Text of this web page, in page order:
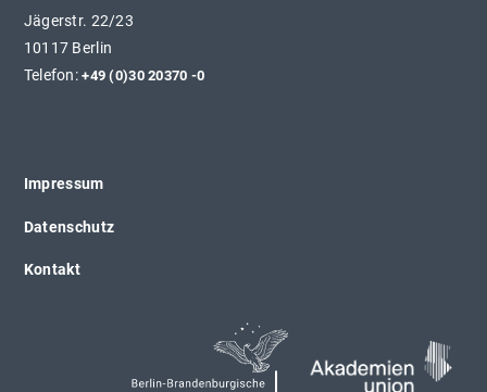
Jägerstr. 22/23
10117 Berlin
Telefon:+49 (0)30 20370 -0
Impressum
Datenschutz
Kontakt